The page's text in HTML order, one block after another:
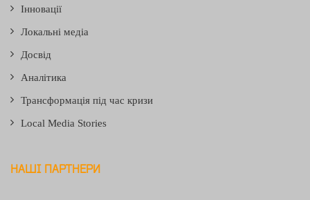
Інновації
Локальні медіа
Досвід
Аналітика
Трансформація під час кризи
Local Media Stories
НАШІ ПАРТНЕРИ